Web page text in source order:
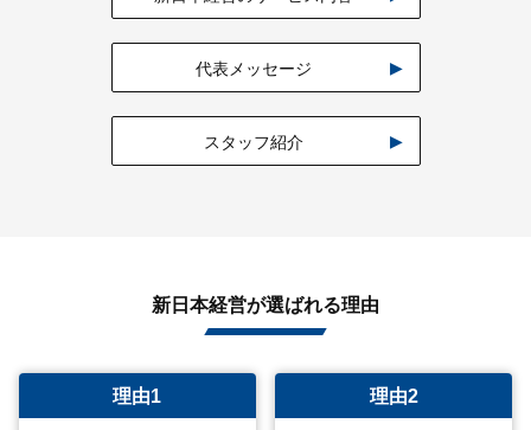
代表メッセージ
スタッフ紹介
新日本経営が選ばれる理由
理由1 理由2